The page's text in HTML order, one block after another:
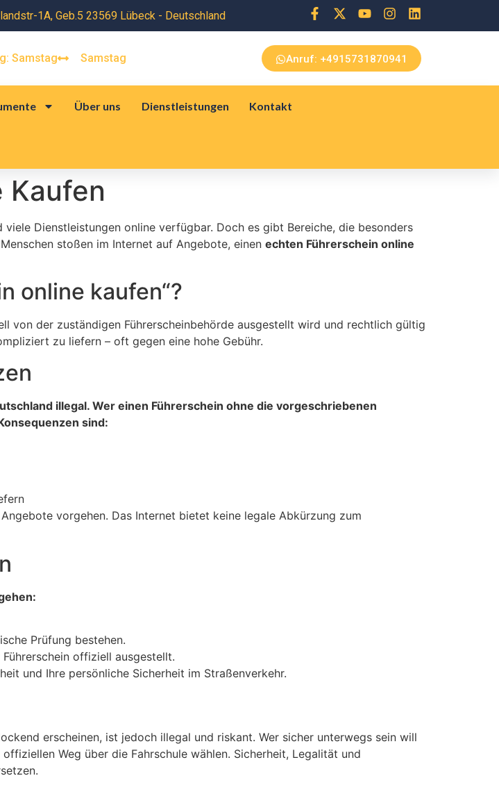
Kontakt FAQ
1A, Geb.5 23569 Lübeck - Deutschland
Samstag Samstag Anruf: +4915731870941
Über uns Dienstleistungen Kontakt
Kaufen
Dienstleistungen online verfügbar. Doch es gibt Bereiche, die besonders
stoßen im Internet auf Angebote, einen echten Führerschein online
online kaufen“?
von der zuständigen Führerscheinbehörde ausgestellt wird und rechtlich gültig
zu liefern – oft gegen eine hohe Gebühr.
illegal. Wer einen Führerschein ohne die vorgeschriebenen
sind:
vorgehen. Das Internet bietet keine legale Abkürzung zum
Prüfung bestehen.
offiziell ausgestellt.
und Ihre persönliche Sicherheit im Straßenverkehr.
erscheinen, ist jedoch illegal und riskant. Wer sicher unterwegs sein will
Weg über die Fahrschule wählen. Sicherheit, Legalität und